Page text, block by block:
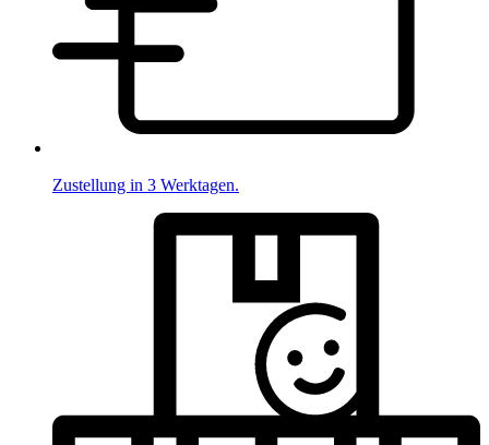
Zustellung in 3 Werktagen.